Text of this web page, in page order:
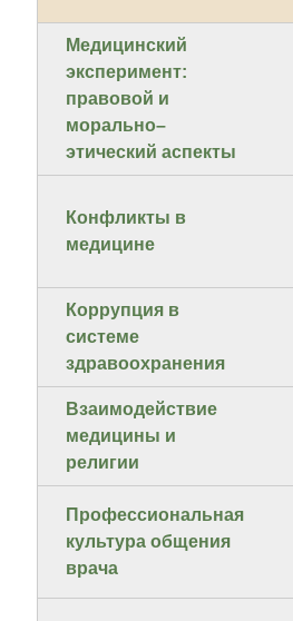
Медицинский
эксперимент:
правовой и
морально–
этический аспекты
Конфликты в
медицине
Коррупция в
системе
здравоохранения
Взаимодействие
медицины и
религии
Профессиональная
культура общения
врача